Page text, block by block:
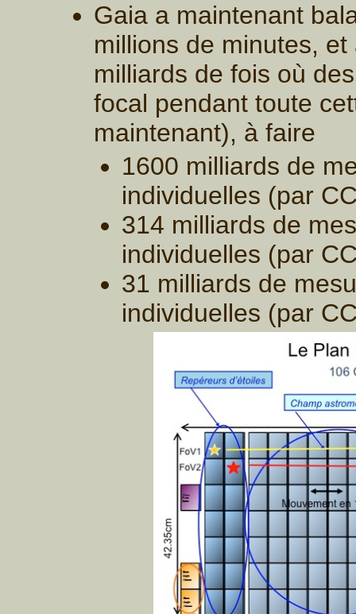
Gaia a maintenant
millions de minutes,
milliards de fois où
focal pendant toute
maintenant), à faire
1600 milliards de
individuelles (par
314 milliards de
individuelles (par
31 milliards de
individuelles (par